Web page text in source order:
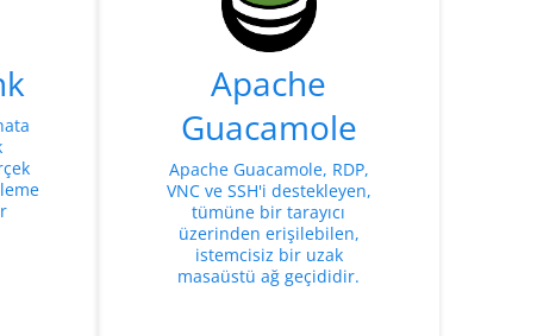
Apache
Guacamole
Apache Guacamole, RDP,
VNC ve SSH'i destekleyen,
tümüne bir tarayıcı
üzerinden erişilebilen,
istemcisiz bir uzak
masaüstü ağ geçididir.